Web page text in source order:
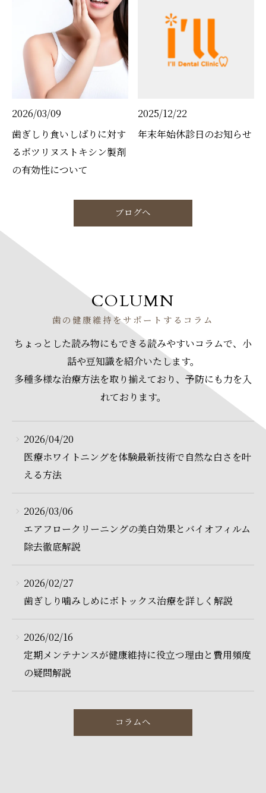
2026/03/09
歯ぎしり食いしばりに対す
るボツリヌストキシン製剤
の有効性について
2025/12/22
年末年始休診日のお知らせ
ブログへ
歯の健康維持をサポートするコラム
COLUMN
ちょっとした読み物にもできる読みやすいコラムで、小
話や豆知識を紹介いたします。
多種多様な治療方法を取り揃えており、予防にも力を入
れております。
2026/04/20
医療ホワイトニングを体験最新技術で自然な白さを叶
える方法
2026/03/06
エアフロークリーニングの美白効果とバイオフィルム
除去徹底解説
2026/02/27
歯ぎしり噛みしめにボトックス治療を詳しく解説
2026/02/16
定期メンテナンスが健康維持に役立つ理由と費用頻度
の疑問解説
コラムへ